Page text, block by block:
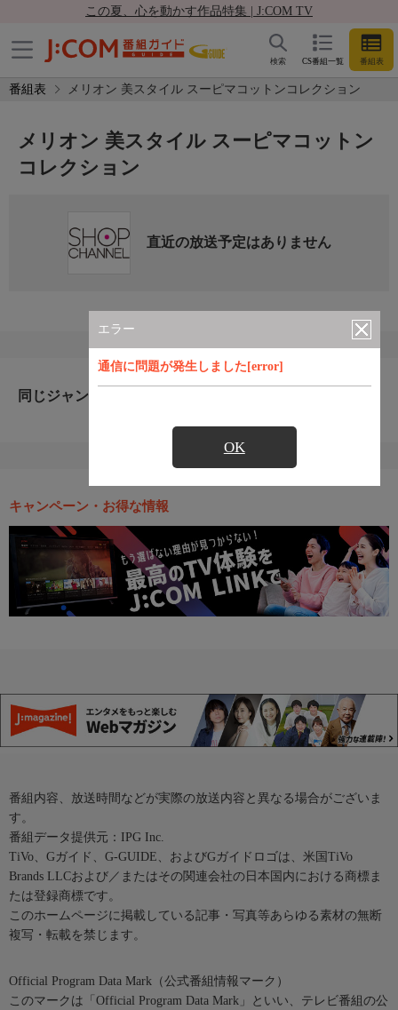
この夏、心を動かす作品特集 | J:COM TV
CS番組一覧 番組表
検索
番組表 メリオン 美スタイル スーピマコットンコレクション
エラー
通信に問題が発生しました[error]
OK
メリオン 美スタイル スーピマコットン
コレクション
直近の放送予定はありません
同じジャンルのおすすめ番組
キャンペーン・お得な情報
番組内容、放送時間などが実際の放送内容と異なる場合がございま
す。
番組データ提供元：IPG Inc.
TiVo、Gガイド、G-GUIDE、およびGガイドロゴは、米国TiVo
Brands LLCおよび／またはその関連会社の日本国内における商標ま
たは登録商標です。
このホームページに掲載している記事・写真等あらゆる素材の無断
複写・転載を禁じます。
Official Program Data Mark（公式番組情報マーク）
このマークは「Official Program Data Mark」といい、テレビ番組の公